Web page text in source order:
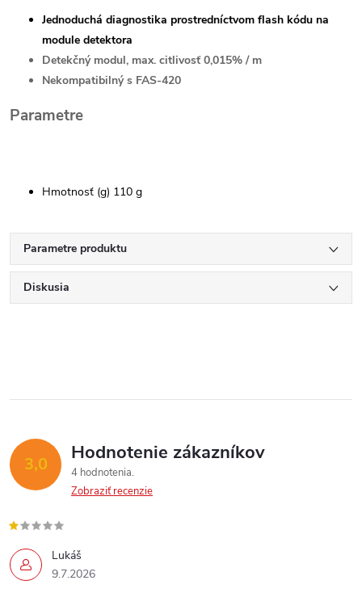
Jednoduchá diagnostika prostredníctvom flash kódu na
module detektora
Detekčný modul, max. citlivosť 0,015% / m
Nekompatibilný s FAS-420
Parametre
Hmotnosť (g) 110 g
Parametre produktu
Diskusia
3,0 Hodnotenie zákazníkov
4 hodnotenia
Zobraziť recenzie
Lukáš
9.7.2026